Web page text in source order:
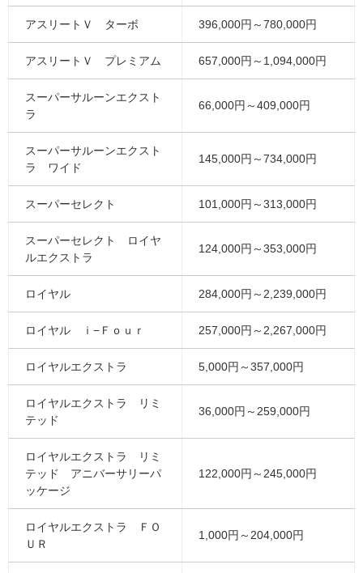
アスリートＶ ターボ 396,000円～780,000円
アスリートＶ プレミアム 657,000円～1,094,000円
スーパーサルーンエクスト
ラ
66,000円～409,000円
スーパーサルーンエクスト
ラ ワイド
145,000円～734,000円
スーパーセレクト 101,000円～313,000円
スーパーセレクト ロイヤ
ルエクストラ
124,000円～353,000円
ロイヤル 284,000円～2,239,000円
ロイヤル ｉ−Ｆｏｕｒ 257,000円～2,267,000円
ロイヤルエクストラ 5,000円～357,000円
ロイヤルエクストラ リミ
テッド
36,000円～259,000円
ロイヤルエクストラ リミ
テッド アニバーサリーパ
ッケージ
122,000円～245,000円
ロイヤルエクストラ ＦＯ
ＵＲ
1,000円～204,000円